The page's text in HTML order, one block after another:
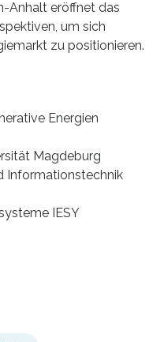
Anhalt eröffnet das
um sich
zu positionieren.
Energien
Magdeburg
Informationstechnik
IESY